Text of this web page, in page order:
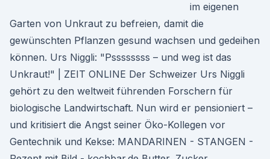
im eigenen
Garten von Unkraut zu befreien, damit die
gewünschten Pflanzen gesund wachsen und gedeihen
können. Urs Niggli: "Pssssssss – und weg ist das
Unkraut!" | ZEIT ONLINE Der Schweizer Urs Niggli
gehört zu den weltweit führenden Forschern für
biologische Landwirtschaft. Nun wird er pensioniert –
und kritisiert die Angst seiner Öko-Kollegen vor
Gentechnik und Kekse: MANDARINEN - STANGEN -